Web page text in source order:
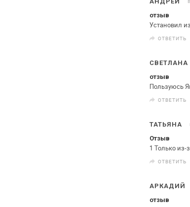
отзыв
Установил
ОТВЕТИТЬ
СВЕТЛАНА
отзыв
Пользуюсь
ОТВЕТИТЬ
ТАТЬЯНА
Отзыв
1 Только из-
ОТВЕТИТЬ
АРКАДИЙ
отзыв